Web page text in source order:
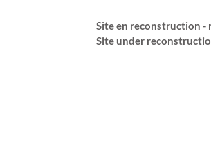
Site en reconstruction -
Site under